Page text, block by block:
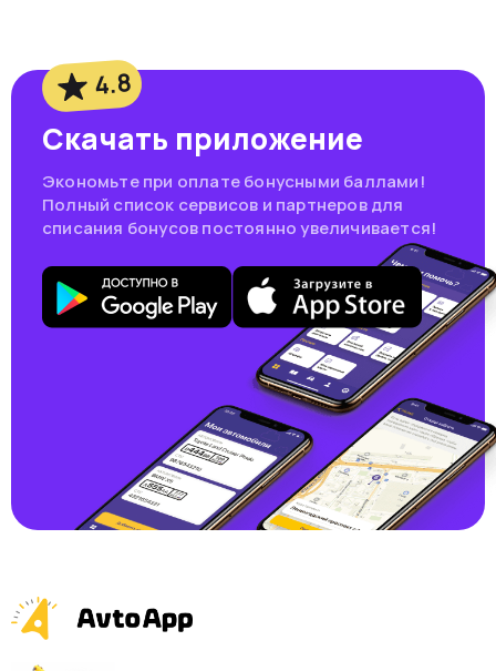
4.8
Скачать приложение
Экономьте при оплате бонусными баллами!
Полный список сервисов и партнеров для
списания бонусов постоянно увеличивается!